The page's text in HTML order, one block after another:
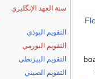
سنة العهد الإنگليزي
التقويم البوذي
التقويم البورمي
التقويم البيزنطي
التقويم الصيني